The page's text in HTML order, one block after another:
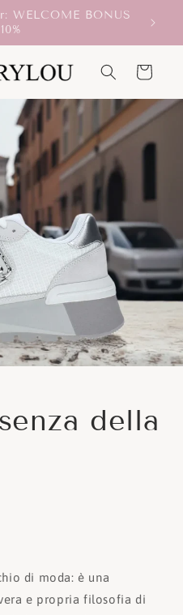
GRATUITO!
Carrello
della
di moda: è una
e propria filosofia di